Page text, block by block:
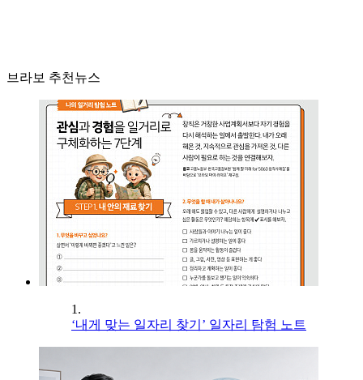
브라보 추천뉴스
1.
‘내게 맞는 일자리 찾기’ 일자리 탐험 노트